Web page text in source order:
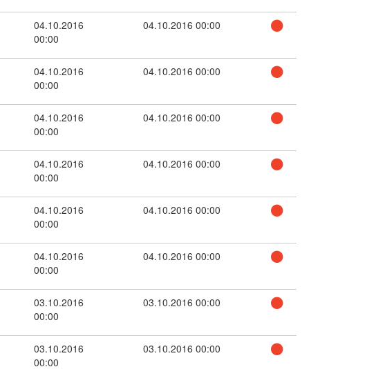
04.10.2016
00:00
04.10.2016 00:00
04.10.2016
00:00
04.10.2016 00:00
04.10.2016
00:00
04.10.2016 00:00
04.10.2016
00:00
04.10.2016 00:00
04.10.2016
00:00
04.10.2016 00:00
04.10.2016
00:00
04.10.2016 00:00
03.10.2016
00:00
03.10.2016 00:00
03.10.2016
00:00
03.10.2016 00:00